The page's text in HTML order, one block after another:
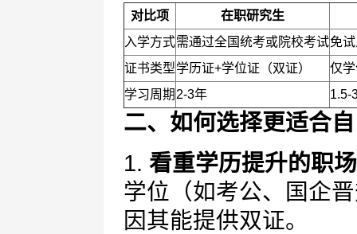
对比项
在职研究生
入学方式需通过全国统考或院校考试免
证书类型学历证+学位证（双证）
仅
学习周期 2-3年 1.5-
二、如何选择更适合
1. 看重学历提升的职
学位（如考公、国企
因其能提供双证。